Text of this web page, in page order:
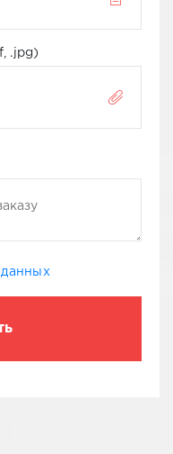
.jpg)